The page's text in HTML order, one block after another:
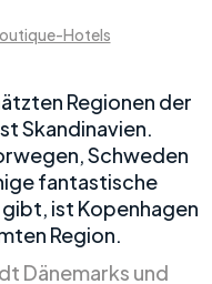
Hotels
Regionen der
Skandinavien.
Schweden
fantastische
ist Kopenhagen
Region.
Dänemarks und